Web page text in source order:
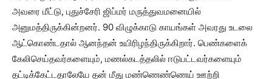
அவரை மீட்டு, புதுச்சேரி ஜிப்மர் மருத்துவமனையில்
அனுமத்திருக்கின்றனர். 90 விழுக்காடு காயங்கள் அவரது உடலை
ஆட்கொண்டதால் ஆனந்தன் உயிரிழந்திருக்கிறார். பெண்களைக்
கேலிசெய்தவர்களையும், மணல்கடத்தலில் ஈடுபட்டவர்களையும்
தட்டிக்கேட்டதாலேயே தன் மீது மண்ணெண்ணெய் ஊற்றி